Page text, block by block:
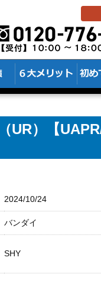
UR）【
2024/10/24
バンダイ
SHY